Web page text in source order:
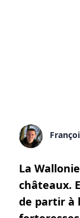
La
châteaux.
de partir à